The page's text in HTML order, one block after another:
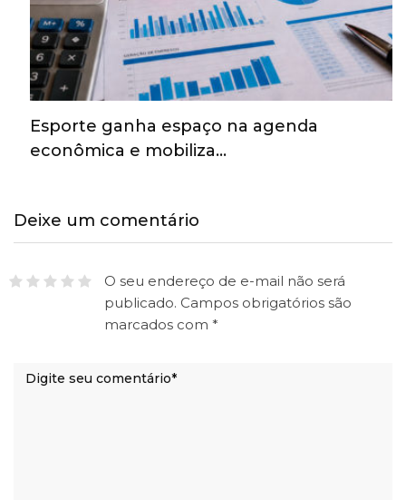
Esporte ganha espaço na agenda
econômica e mobiliza…
Deixe um comentário
O seu endereço de e-mail não será
publicado. Campos obrigatórios são
marcados com *